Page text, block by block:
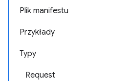
Plik manifestu
Przykłady
Typy
Request